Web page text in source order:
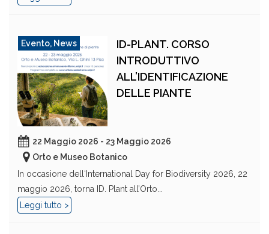
Evento, News
ID-PLANT. CORSO
INTRODUTTIVO
ALL’IDENTIFICAZIONE
DELLE PIANTE
22 Maggio 2026 - 23 Maggio 2026
Orto e Museo Botanico
In occasione dell‘International Day for Biodiversity 2026, 22
maggio 2026, torna ID. Plant all’Orto...
Leggi tutto >